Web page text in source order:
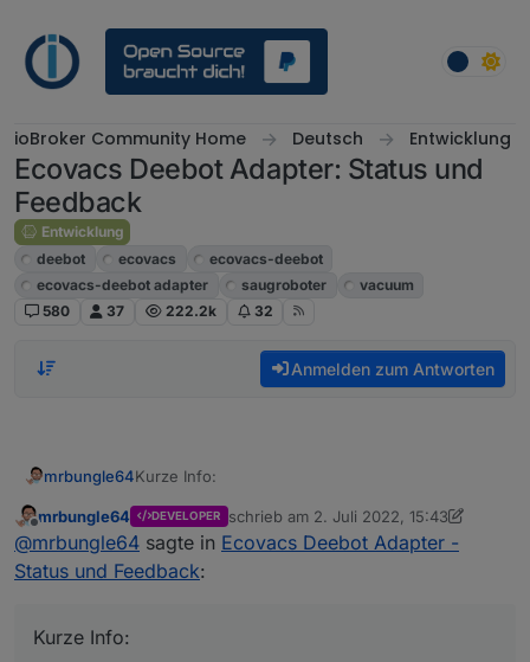
ioBroker Community Home Deutsch Entwicklung
Ecovacs Deebot Adapter: Status und
Feedback
Entwicklung
deebot
ecovacs
ecovacs-deebot
ecovacs-deebot adapter
saugroboter
vacuum
580
37 222.2k 32
Anmelden zum Antworten
mrbungle64Kurze Info:
Aktuell werden im Log in unregelmäßigen
Abständen (aber doch nicht gerade selten)
folgende Warnungen ausgegeben:
Offline
mrbungle64 DEVELOPER schrieb am 2. Juli 2022, 15:43
zuletzt editiert von mrbungle647. Feb.
@mrbungle64 sagte in Ecovacs Deebot Adapter -
Status und Feedback:
Kurze Info: